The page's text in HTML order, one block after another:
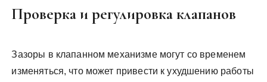
Проверка и регулировка клапанов
Зазоры в клапанном механизме могут со временем
изменяться, что может привести к ухудшению работы